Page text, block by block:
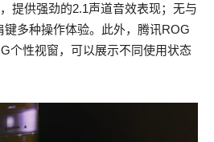
提供强劲的2.1声道音效表现；无与
键多种操作体验。此外，腾讯ROG
个性视窗，可以展示不同使用状态